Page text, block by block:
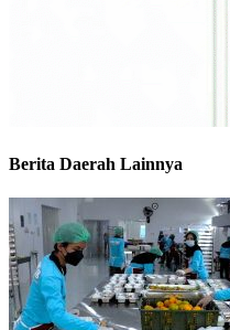
Berita Daerah Lainnya